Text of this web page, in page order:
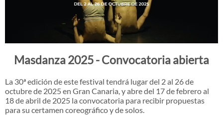
Masdanza 2025 - Convocatoria abierta
La 30ª edición de este festival tendrá lugar del 2 al 26 de
octubre de 2025 en Gran Canaria, y abre del 17 de febrero al
18 de abril de 2025 la convocatoria para recibir propuestas
para su certamen coreográfico y de solos.